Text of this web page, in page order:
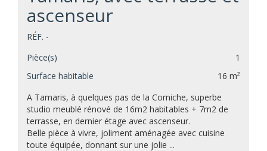
ascenseur
RÉF. -
Pièce(s)
1
Surface habitable
16 m²
A Tamaris, à quelques pas de la Corniche, superbe
studio meublé rénové de 16m2 habitables + 7m2 de
terrasse, en dernier étage avec ascenseur.
Belle pièce à vivre, joliment aménagée avec cuisine
toute équipée, donnant sur une jolie ...